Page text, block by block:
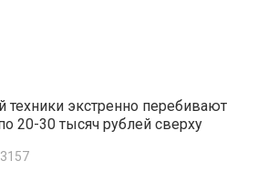
техники экстренно перебивают
20-30 тысяч рублей сверху